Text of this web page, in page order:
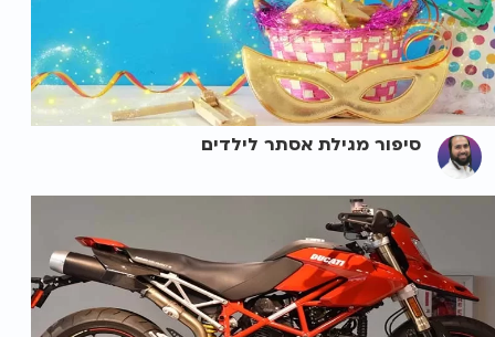
סיפור מגילת אסתר לילדים